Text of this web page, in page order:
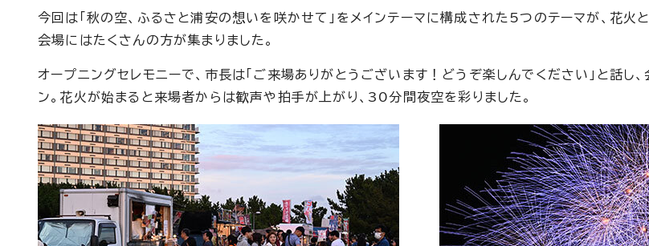
今回は「秋の空、ふるさと浦安の想いを咲かせて」をメインテーマに構成された5つのテーマが、花火
会場にはたくさんの方が集まりました。
オープニングセレモニーで、市長は「ご来場ありがとうございます！どうぞ楽しんでください」と話し
ン。花火が始まると来場者からは歓声や拍手が上がり、30分間夜空を彩りました。